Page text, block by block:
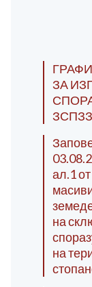
ЗА
ЗСПЗЗ
ал.1
на
на